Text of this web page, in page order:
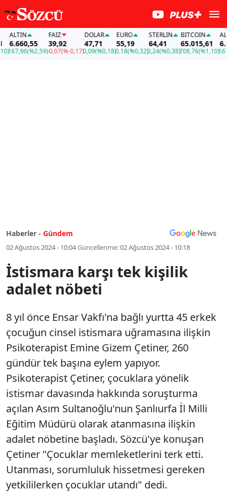
ALTIN
6.660,55
(%2,59)
FAİZ
39,92
-0,07(%-0,17)
DOLAR
47,71
0,09(%0,18)
EURO
55,19
0,18(%0,32)
STERLIN
64,41
0,24(%0,38)
BITCOIN
65.015,61
708,76(%1,10)
Haberler - Gündem
02 Ağustos 2024 - 10:04Güncellenme:02 Ağustos 2024 - 10:18
İstismara karşı tek kişilik
adalet nöbeti
8 yıl önce Ensar Vakfı'na bağlı yurtta 45 erkek
çocuğun cinsel istismara uğramasına ilişkin
Psikoterapist Emine Gizem Çetiner, 260
gündür tek başına eylem yapıyor.
Psikoterapist Çetiner, çocuklara yönelik
istismar davasında hakkında soruşturma
açılan Asım Sultanoğlu'nun Şanlıurfa İl Milli
Eğitim Müdürü olarak atanmasına ilişkin
adalet nöbetine başladı. Sözcü'ye konuşan
Çetiner "Çocuklar memleketlerini terk etti.
Utanması, sorumluluk hissetmesi gereken
yetkililerken çocuklar utandı" dedi.